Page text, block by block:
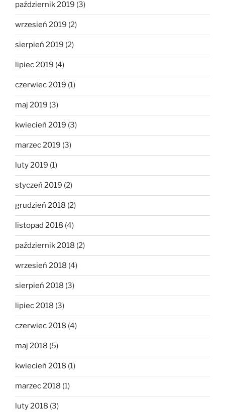
październik 2019 (3)
wrzesień 2019 (2)
sierpień 2019 (2)
lipiec 2019 (4)
czerwiec 2019 (1)
maj 2019 (3)
kwiecień 2019 (3)
marzec 2019 (3)
luty 2019 (1)
styczeń 2019 (2)
grudzień 2018 (2)
listopad 2018 (4)
październik 2018 (2)
wrzesień 2018 (4)
sierpień 2018 (3)
lipiec 2018 (3)
czerwiec 2018 (4)
maj 2018 (5)
kwiecień 2018 (1)
marzec 2018 (1)
luty 2018 (3)